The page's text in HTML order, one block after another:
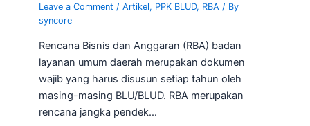
Leave a Comment /Artikel, PPK BLUD, RBA / By
syncore
Rencana Bisnis dan Anggaran (RBA) badan
layanan umum daerah merupakan dokumen
wajib yang harus disusun setiap tahun oleh
masing-masing BLU/BLUD. RBA merupakan
rencana jangka pendek…